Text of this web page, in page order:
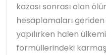
kazası sonrası olan
hesaplamaları
yapılırken halen
formüllerindeki